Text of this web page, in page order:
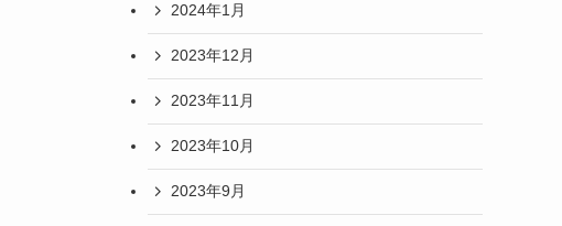
2024年1月
2023年12月
2023年11月
2023年10月
2023年9月